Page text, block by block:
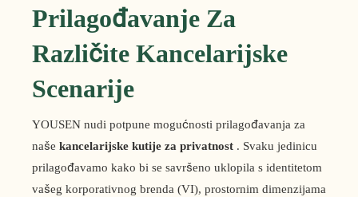
Prilagođavanje Za
Različite Kancelarijske
Scenarije
YOUSEN nudi potpune mogućnosti prilagođavanja za
naše kancelarijske kutije za privatnost . Svaku jedinicu
prilagođavamo kako bi se savršeno uklopila s identitetom
vašeg korporativnog brenda (VI), prostornim dimenzijama